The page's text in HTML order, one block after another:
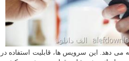
دهد. این سرویس ها، قابلیت استفاده در